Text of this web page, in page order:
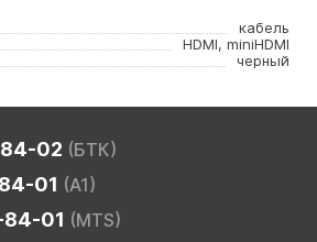
кабель
HDMI, miniHDMI
черный
02 (БТК)
01 (A1)
01 (MTS)